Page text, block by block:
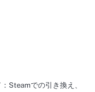
Steamでの引き換え、